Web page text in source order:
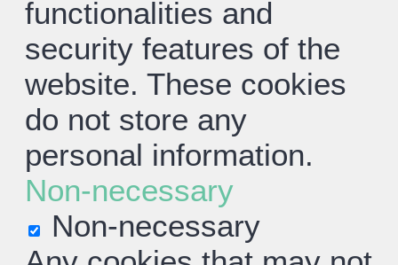
functionalities and
security features of the
website. These cookies
do not store any
personal information.
Non-necessary
Non-necessary